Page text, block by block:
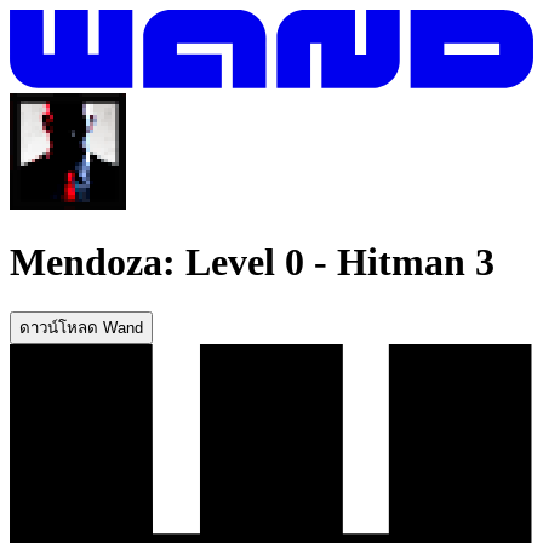
Mendoza: Level 0 - Hitman 3
ดาวน์โหลด Wand